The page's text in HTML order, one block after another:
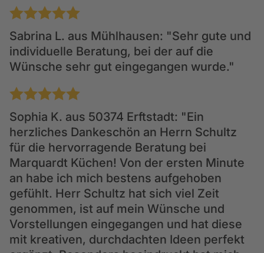
1 2 3 4 5
Sabrina L. aus Mühlhausen: "Sehr gute und
individuelle Beratung, bei der auf die
Wünsche sehr gut eingegangen wurde."
1 2 3 4 5
Sophia K. aus 50374 Erftstadt: "Ein
herzliches Dankeschön an Herrn Schultz
für die hervorragende Beratung bei
Marquardt Küchen! Von der ersten Minute
an habe ich mich bestens aufgehoben
gefühlt. Herr Schultz hat sich viel Zeit
genommen, ist auf mein Wünsche und
Vorstellungen eingegangen und hat diese
mit kreativen, durchdachten Ideen perfekt